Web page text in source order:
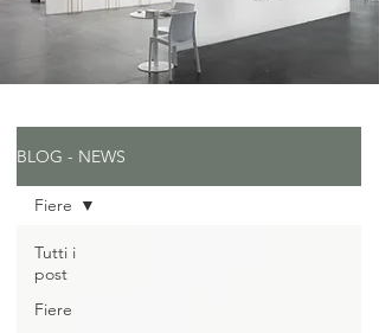
BLOG - NEWS
Tutti i
post
Fiere
Fiere